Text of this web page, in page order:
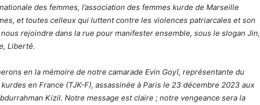
des femmes, l’association des femmes kurde de Marseille
et toutes celleux qui luttent contre les violences patriarcales et son
rejoindre dans la rue pour manifester ensemble, sous le slogan Jin,
Liberté.
en la mémoire de notre camarade Evin Goyî, représentante du
en France (TJK-F), assassinée à Paris le 23 décembre 2023 aux
Kizil. Notre message est claire ; notre vengeance sera la